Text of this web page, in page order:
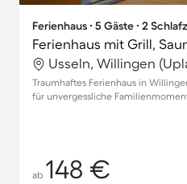
Ferienhaus ∙ 5 Gäste ∙ 2
Ferienhaus mit Grill,
Usseln, Willingen
Traumhaftes Ferienhaus in
für unvergessliche
ab 148 €